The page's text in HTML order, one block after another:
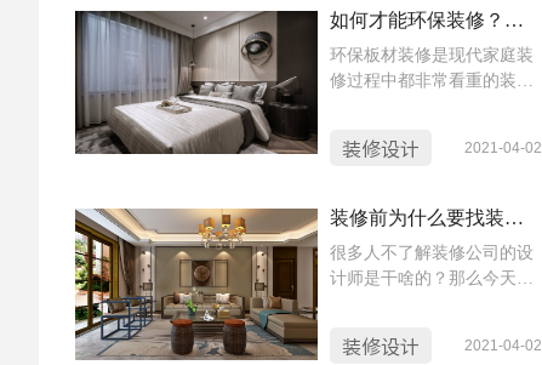
修方案。那么，开工交底到
底需要注意些什么呢？今天
小蜜蜂就给大家讲解一下。
如何才能环保装修？新房环保装修的选材攻略
环保板材装修是现代家庭装
修过程中都非常看重的装修
分，比如地板、吊顶、置物
怎么选购呢？
装修设计 2021-04-02
装修前为什么要找装修公司的设计师给自己的新房设计一下 ？
很多人不了解装修公司的设
计师是干啥的？那么今天就
程，那么设计师绝对是总策
装修设计 2021-04-02